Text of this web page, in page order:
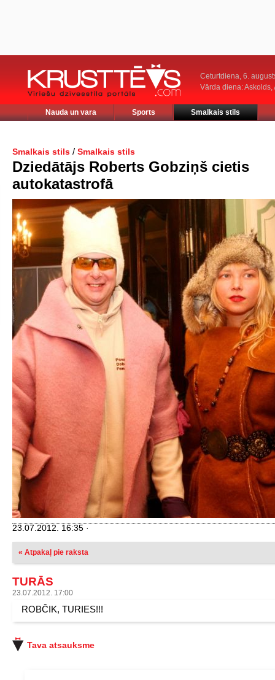
Ceturtdiena, 6.
Vārda diena: Askolds,
Nauda un vara Sports Smalkais stils
Smalkais stils / Smalkais stils
Dziedātājs Roberts Gobziņš cietis
autokatastrofā
23.07.2012. 16:35 ·
« Atpakaļ pie raksta
TURĀS
23.07.2012. 17:00
ROBČIK, TURIES!!!
Tava atsauksme